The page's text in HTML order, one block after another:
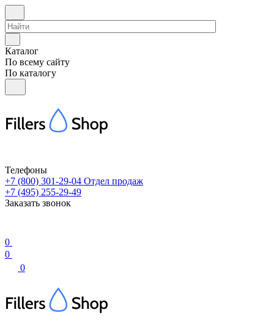
Каталог
По всему сайту
По каталогу
Телефоны
+7 (800) 301-29-04 Отдел продаж
+7 (495) 255-29-49
Заказать звонок
0
0
0